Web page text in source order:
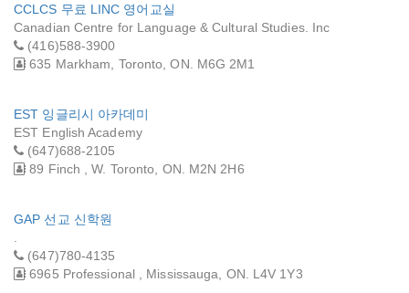
CCLCS 무료 LINC 영어교실
Canadian Centre for Language & Cultural Studies. Inc
(416)588-3900
635 Markham, Toronto, ON. M6G 2M1
EST 잉글리시 아카데미
EST English Academy
(647)688-2105
89 Finch , W. Toronto, ON. M2N 2H6
GAP 선교 신학원
(647)780-4135
6965 Professional , Mississauga, ON. L4V 1Y3